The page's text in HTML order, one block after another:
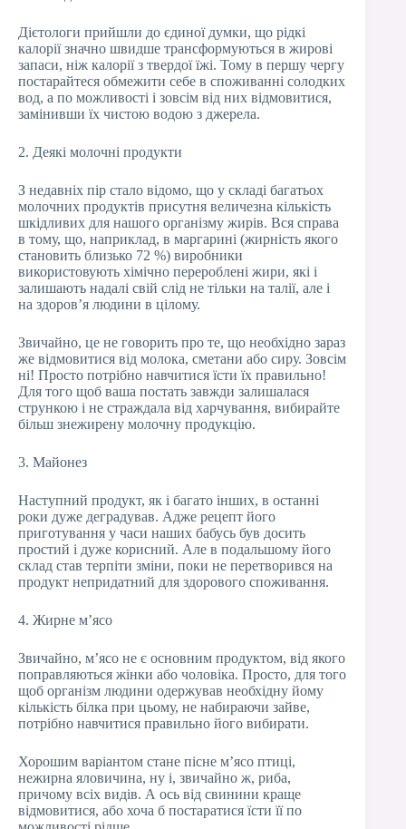
Дієтологи прийшли до єдиної думки, що рідкі
калорії значно швидше трансформуються в жирові
запаси, ніж калорії з твердої їжі. Тому в першу чергу
постарайтеся обмежити себе в споживанні солодких
вод, а по можливості і зовсім від них відмовитися,
замінивши їх чистою водою з джерела.
2. Деякі молочні продукти
З недавніх пір стало відомо, що у складі багатьох
молочних продуктів присутня величезна кількість
шкідливих для нашого організму жирів. Вся справа
в тому, що, наприклад, в маргарині (жирність якого
становить близько 72 %) виробники
використовують хімічно перероблені жири, які і
залишають надалі свій слід не тільки на талії, але і
на здоров’я людини в цілому.
Звичайно, це не говорить про те, що необхідно зараз
же відмовитися від молока, сметани або сиру. Зовсім
ні! Просто потрібно навчитися їсти їх правильно!
Для того щоб ваша постать завжди залишалася
стрункою і не страждала від харчування, вибирайте
більш знежирену молочну продукцію.
3. Майонез
Наступний продукт, як і багато інших, в останні
роки дуже деградував. Адже рецепт його
приготування у часи наших бабусь був досить
простий і дуже корисний. Але в подальшому його
склад став терпіти зміни, поки не перетворився на
продукт непридатний для здорового споживання.
4. Жирне м’ясо
Звичайно, м’ясо не є основним продуктом, від якого
поправляються жінки або чоловіка. Просто, для того
щоб організм людини одержував необхідну йому
кількість білка при цьому, не набираючи зайве,
потрібно навчитися правильно його вибирати.
Хорошим варіантом стане пісне м’ясо птиці,
нежирна яловичина, ну і, звичайно ж, риба,
причому всіх видів. А ось від свинини краще
відмовитися, або хоча б постаратися їсти її по